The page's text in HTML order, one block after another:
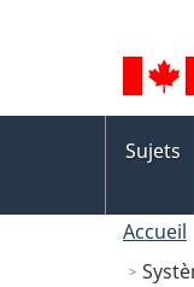
de
la
des
Sujets
Accueil